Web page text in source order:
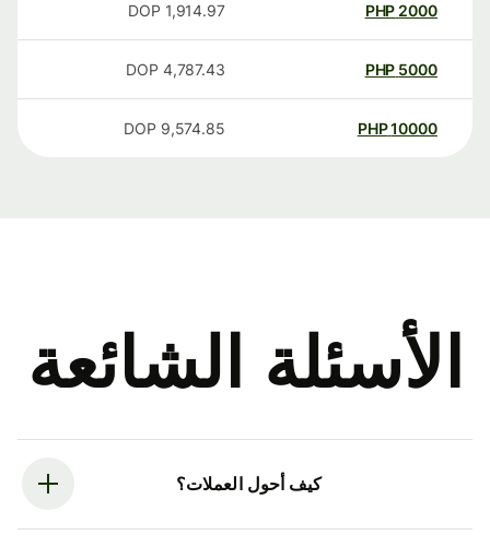
2000
PHP
1,914.97
DOP
5000
PHP
4,787.43
DOP
10000
PHP
9,574.85
DOP
الأسئلة الشائعة
كيف أحول العملات؟